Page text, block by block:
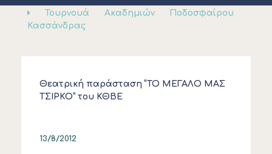
Τουρνουά Ακαδημιών Ποδοσφαίρου
Κασσάνδρας
Θεατρική παράσταση “ΤΟ ΜΕΓΑΛΟ ΜΑΣ
ΤΣΙΡΚΟ” του ΚΘΒΕ
13/8/2012